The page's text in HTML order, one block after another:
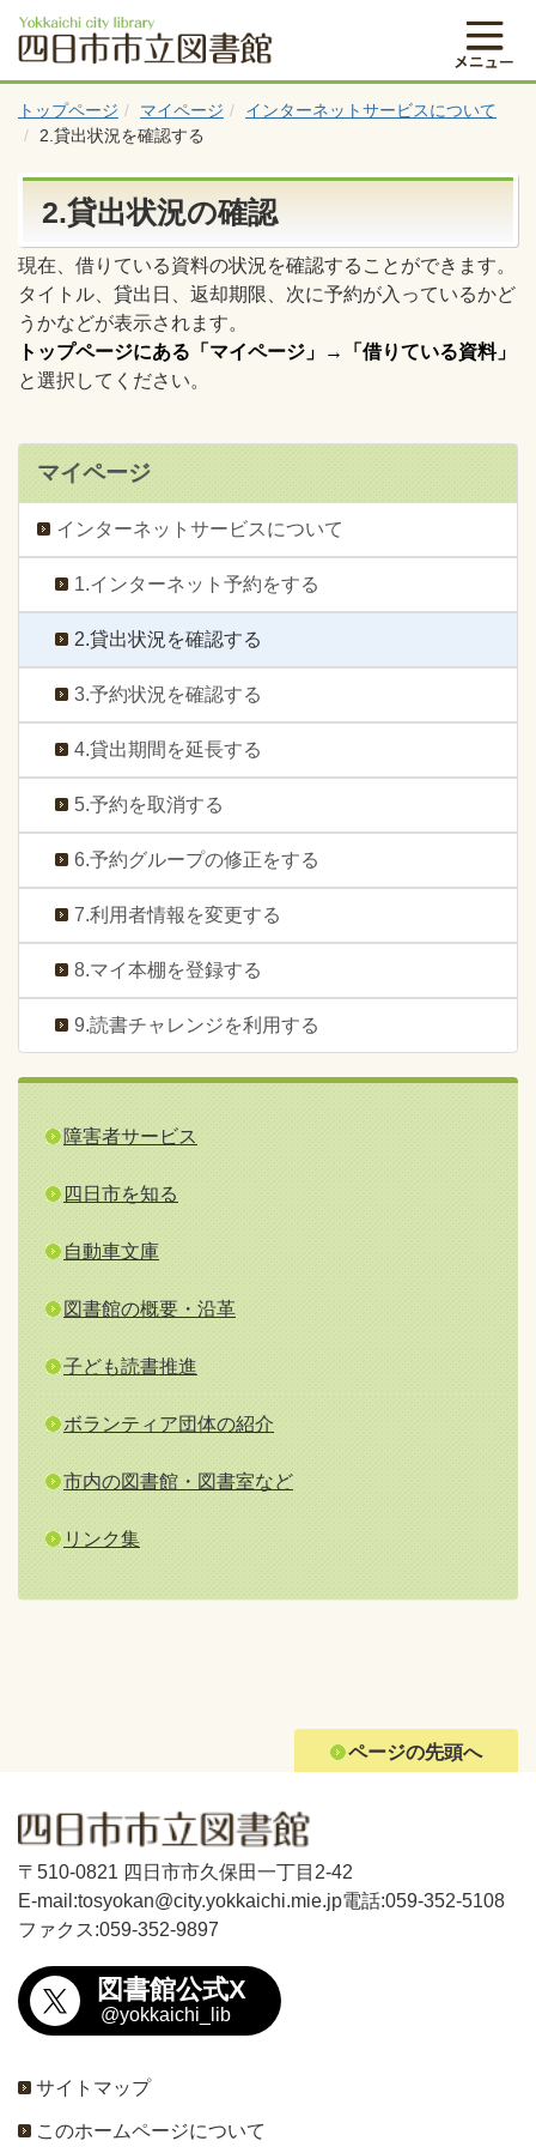
トップページ マイページ
インターネットサービスについて
2.貸出状況を確認する
2.貸出状況の確認
現在、借りている資料の状況を確認することができます。
タイトル、貸出日、返却期限、次に予約が入っているかど
うかなどが表示されます。
トップページにある「マイページ」
→
「借りている資料」
と選択してください。
マイページ
インターネットサービスについて
1.インターネット予約をする
2.貸出状況を確認する
3.予約状況を確認する
4.貸出期間を延長する
5.予約を取消する
6.予約グループの修正をする
7.利用者情報を変更する
8.マイ本棚を登録する
9.読書チャレンジを利用する
障害者サービス
四日市を知る
自動車文庫
図書館の概要・沿革
子ども読書推進
ボランティア団体の紹介
市内の図書館・図書室など
リンク集
ページの先頭へ
〒510-0821 四日市市久保田一丁目2-42
E-mail:tosyokan@city.yokkaichi.mie.jp電話:059-352-5108
ファクス:059-352-9897
図書館公式X
@yokkaichi_lib
サイトマップ
このホームページについて